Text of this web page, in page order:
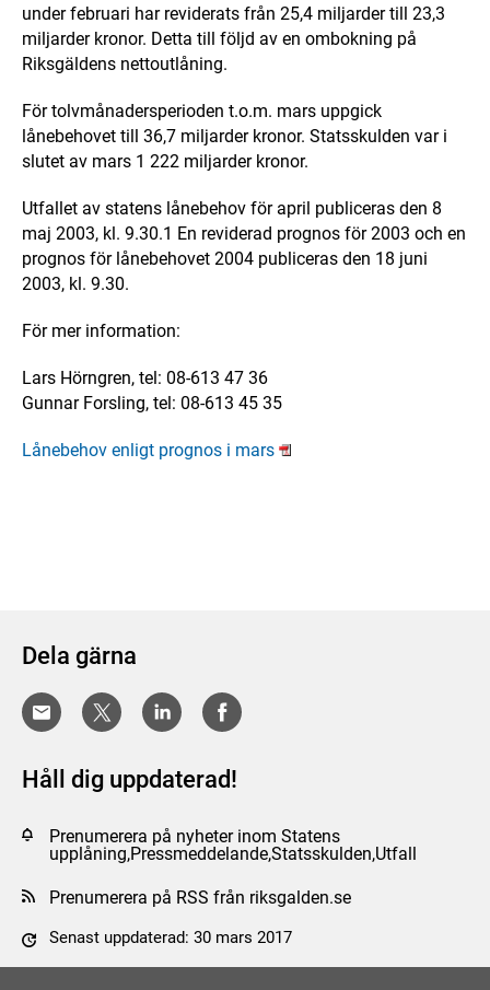
under februari har reviderats från 25,4 miljarder till 23,3
miljarder kronor. Detta till följd av en ombokning på
Riksgäldens nettoutlåning.
För tolvmånadersperioden t.o.m. mars uppgick
lånebehovet till 36,7 miljarder kronor. Statsskulden var i
slutet av mars 1 222 miljarder kronor.
Utfallet av statens lånebehov för april publiceras den 8
maj 2003, kl. 9.30.1 En reviderad prognos för 2003 och en
prognos för lånebehovet 2004 publiceras den 18 juni
2003, kl. 9.30.
För mer information:
Lars Hörngren, tel: 08-613 47 36
Gunnar Forsling, tel: 08-613 45 35
Lånebehov enligt prognos i mars
Dela gärna
Håll dig uppdaterad!
Prenumerera på nyheter inom Statens
upplåning,Pressmeddelande,Statsskulden,Utfall
Prenumerera på RSS från riksgalden.se
Senast uppdaterad: 30 mars 2017